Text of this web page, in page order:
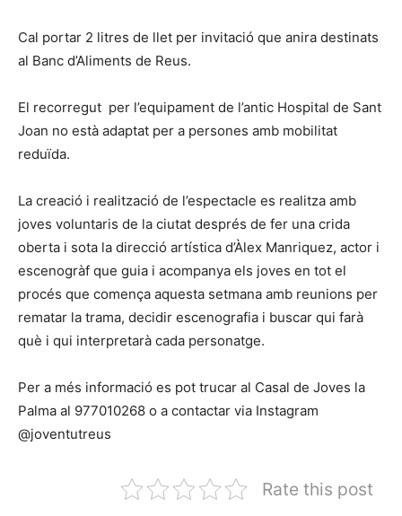
Cal portar 2 litres de llet per invitació que anira destinats
al Banc d’Aliments de Reus.
El recorregut per l’equipament de l’antic Hospital de Sant
Joan no està adaptat per a persones amb mobilitat
reduïda.
La creació i realització de l’espectacle es realitza amb
joves voluntaris de la ciutat després de fer una crida
oberta i sota la direcció artística d’Àlex Manriquez, actor i
escenogràf que guia i acompanya els joves en tot el
procés que comença aquesta setmana amb reunions per
rematar la trama, decidir escenografia i buscar qui farà
què i qui interpretarà cada personatge.
Per a més informació es pot trucar al Casal de Joves la
Palma al 977010268 o a contactar via Instagram
@joventutreus
Rate this post